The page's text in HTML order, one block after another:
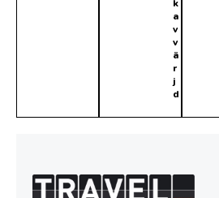
k
a
v
v
ä
r
j
d